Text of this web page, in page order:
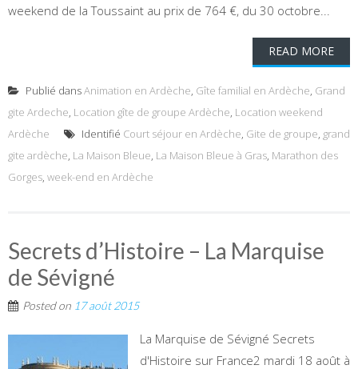
weekend de la Toussaint au prix de 764 €, du 30 octobre...
READ MORE
Publié dansAnimation en Ardèche, Gîte familial en Ardèche, Grand
gite Ardeche, Location gîte de groupe Ardèche, Location weekend
Ardèche
Identifié Court séjour en Ardèche, Gite de groupe, grand
gite ardèche, La Maison Bleue, La Maison Bleue à Gras, Marathon des
Gorges, week-end en Ardèche
Secrets d’Histoire – La Marquise
de Sévigné
Posted on 17 août 2015
La Marquise de Sévigné Secrets
d'Histoire sur France2 mardi 18 août à